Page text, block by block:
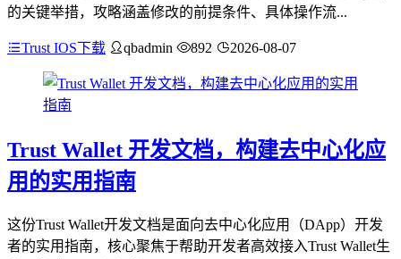
的关键举措，攻略涵盖修改的前提条件、具体操作流...
Trust IOS下载 qbadmin 892 2026-08-07
Trust Wallet 开发文档，构建去中心化应
用的实用指南
这份Trust Wallet开发文档是面向去中心化应用（DApp）开发
者的实用指南，核心聚焦于帮助开发者高效接入Trust Wallet生